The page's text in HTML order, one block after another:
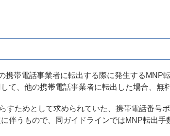
帯電話事業者に転出する際に発生するMNP
、他の携帯電話事業者に転出した場合、無
ためとして求められていた、携帯電話番号
伴うもので、同ガイドラインではMNP転出手